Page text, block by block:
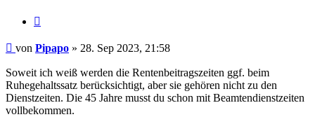
Beitrag
von Pipapo » 28. Sep 2023, 21:58
Soweit ich weiß werden die Rentenbeitragszeiten ggf. beim
Ruhegehaltssatz berücksichtigt, aber sie gehören nicht zu den
Dienstzeiten. Die 45 Jahre musst du schon mit Beamtendienstzeiten
vollbekommen.